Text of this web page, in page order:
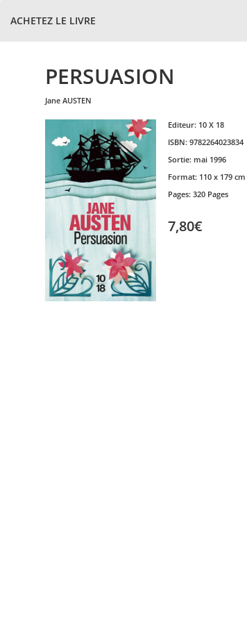
ACHETEZ LE LIVRE
PERSUASION
jane AUSTEN
Editeur: 10 X 18
ISBN: 9782264023834
Sortie: mai 1996
Format: 110 x 179 cm
Pages: 320 Pages
7,80€